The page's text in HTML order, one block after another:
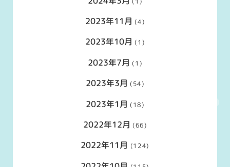
2023年11月 (4)
2023年10月 (1)
2023年7月 (1)
2023年3月 (54)
2023年1月 (18)
2022年12月 (66)
2022年11月 (124)